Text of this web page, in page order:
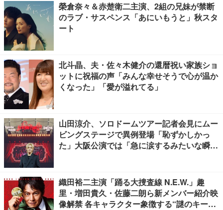
榮倉奈々＆赤楚衛二主演、2組の兄妹が禁断
のラブ・サスペンス「あにいもうと」秋スタ
ート
北斗晶、夫・佐々木健介の還暦祝い家族ショ
ットに祝福の声「みんな幸せそうで心が温か
くなった」「愛が溢れてる」
山田涼介、ソロドームツアー記者会見にムー
ビングステージで異例登場「恥ずかしかっ
た」大阪公演では「急に涙するみたいな瞬間
織田裕二主演「踊る大捜査線 N.E.W.」趣
里・増田貴久・佐藤二朗ら新メンバー紹介映
像解禁 各キャラクター象徴する“謎のキーワ